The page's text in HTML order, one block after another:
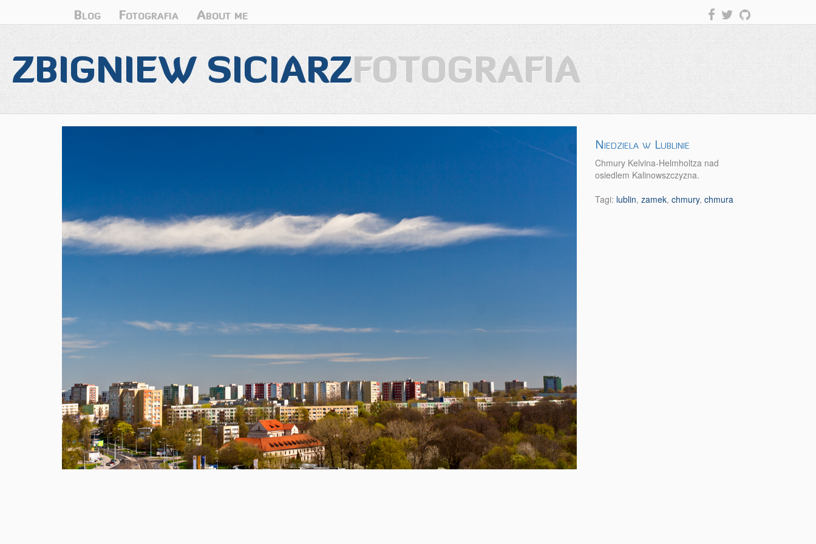
Blog Fotografia About me
ZBIGNIEW SICIARZFOTOGRAFIA
Niedziela w Lublinie
Chmury Kelvina-Helmholtza nad
osiedlem Kalinowszczyzna.
Tagi: lublin, zamek, chmury, chmura